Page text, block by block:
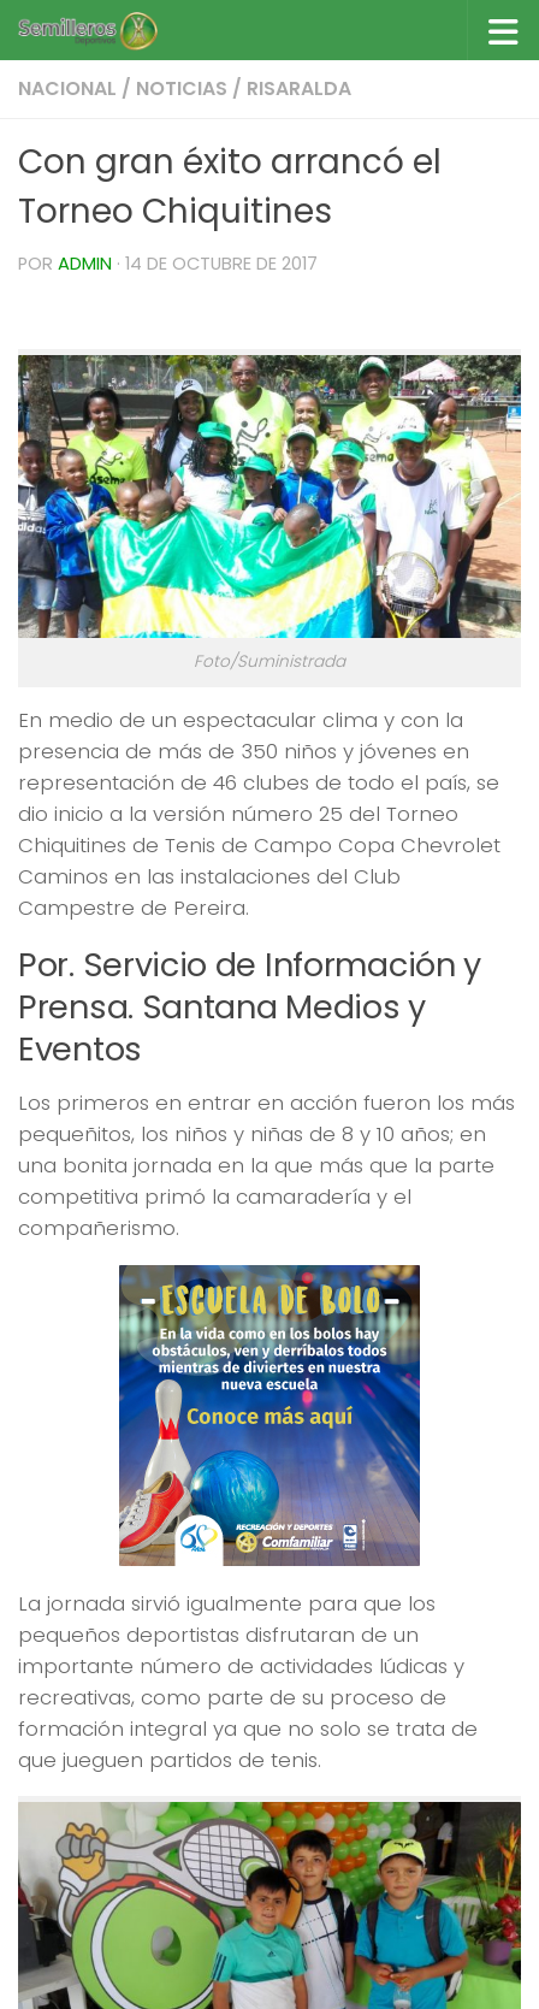
Saltar al contenido
NACIONAL / NOTICIAS / RISARALDA
Con gran éxito arrancó el
Torneo Chiquitines
POR ADMIN · 14 DE OCTUBRE DE 2017
Foto/Suministrada
En medio de un espectacular clima y con la
presencia de más de 350 niños y jóvenes en
representación de 46 clubes de todo el país, se
dio inicio a la versión número 25 del Torneo
Chiquitines de Tenis de Campo Copa Chevrolet
Caminos en las instalaciones del Club
Campestre de Pereira.
Por. Servicio de Información y
Prensa. Santana Medios y
Eventos
Los primeros en entrar en acción fueron los más
pequeñitos, los niños y niñas de 8 y 10 años; en
una bonita jornada en la que más que la parte
competitiva primó la camaradería y el
compañerismo.
La jornada sirvió igualmente para que los
pequeños deportistas disfrutaran de un
importante número de actividades lúdicas y
recreativas, como parte de su proceso de
formación integral ya que no solo se trata de
que jueguen partidos de tenis.